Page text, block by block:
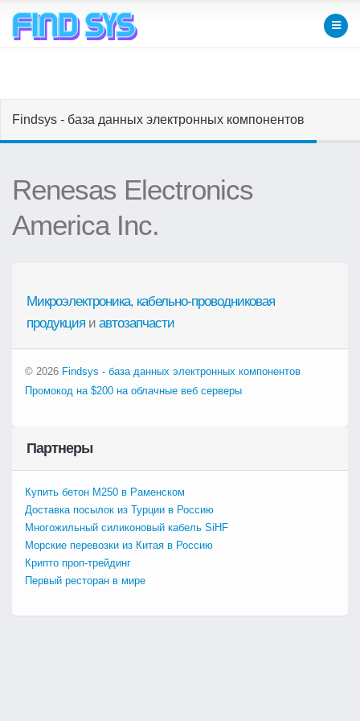
Findsys - база данных электронных компонентов
Renesas Electronics
America Inc.
Микроэлектроника, кабельно-проводниковая
продукция и автозапчасти
© 2026 Findsys - база данных электронных компонентов
Промокод на $200 на облачные веб серверы
Партнеры
Купить бетон М250 в Раменском
Доставка посылок из Турции в Россию
Многожильный силиконовый кабель SiHF
Морские перевозки из Китая в Россию
Крипто проп-трейдинг
Первый ресторан в мире